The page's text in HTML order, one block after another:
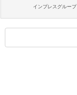
インプレスグループ